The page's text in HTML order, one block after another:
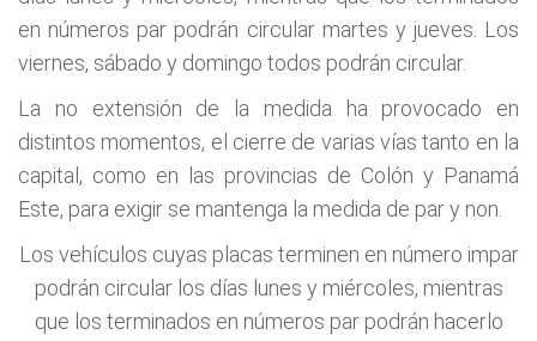
en números par podrán circular martes y jueves. Los
viernes, sábado y domingo todos podrán circular.
La no extensión de la medida ha provocado en
distintos momentos, el cierre de varias vías tanto en la
capital, como en las provincias de Colón y Panamá
Este, para exigir se mantenga la medida de par y non.
Los vehículos cuyas placas terminen en número impar
podrán circular los días lunes y miércoles, mientras
que los terminados en números par podrán hacerlo